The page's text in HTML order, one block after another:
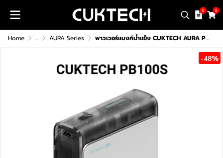
0 0
Home ... AURA Series พาวเวอร์แบงค์น้ำแข็ง CUKTECH AURA PB100S (CCC)
-48%